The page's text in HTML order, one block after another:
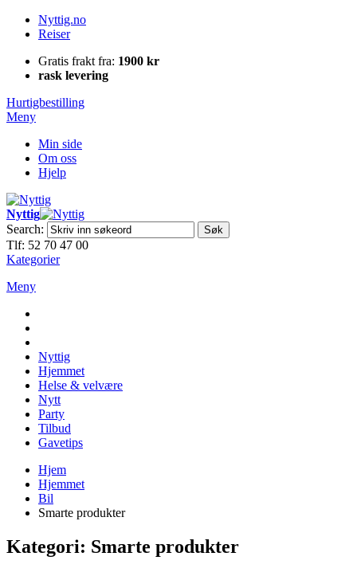
Nyttig.no
Reiser
Gratis frakt fra: 1900 kr
rask levering
Hurtigbestilling
Meny
Min side
Om oss
Hjelp
Nyttig
Search:
Søk
Tlf: 52 70 47 00
Kategorier
Meny
Nyttig
Hjemmet
Helse & velvære
Nytt
Party
Tilbud
Gavetips
Hjem
Hjemmet
Bil
Smarte produkter
Kategori: Smarte produkter